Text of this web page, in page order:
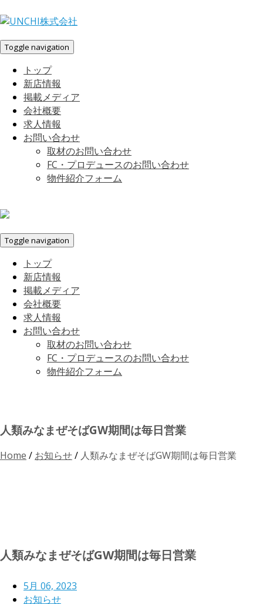
Toggle navigation
トップ
新店情報
掲載メディア
会社概要
求人情報
お問い合わせ
取材のお問い合わせ
FC・プロデュースのお問い合わせ
物件紹介フォーム
Toggle navigation
トップ
新店情報
掲載メディア
会社概要
求人情報
お問い合わせ
取材のお問い合わせ
FC・プロデュースのお問い合わせ
物件紹介フォーム
人類みなまぜそばGW期間は毎日営業
Home / お知らせ/ 人類みなまぜそばGW期間は毎日営業
人類みなまぜそばGW期間は毎日営業
5月 06, 2023
お知らせ